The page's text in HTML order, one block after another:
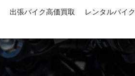
出張バイク高価買取 レンタルバイク